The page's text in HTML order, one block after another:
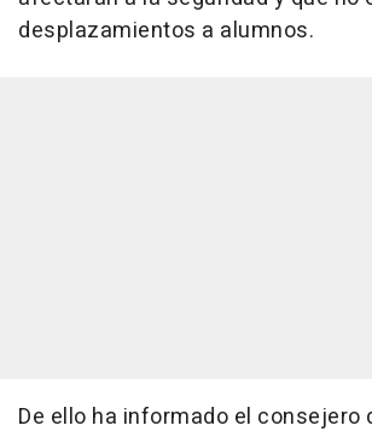
desplazamientos a alumnos.
De ello ha informado el consejero